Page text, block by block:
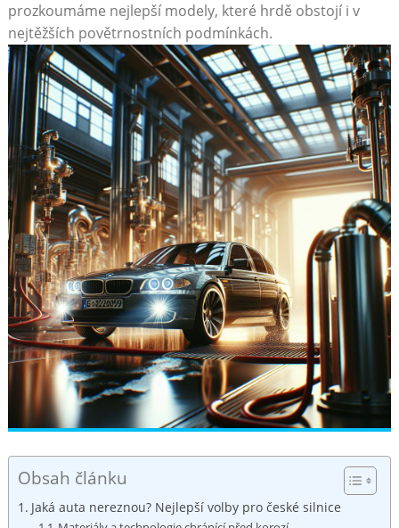
prozkoumáme nejlepší modely, které hrdě obstojí i v
nejtěžších povětrnostních podmínkách.
Obsah článku
Jaká auta nereznou? Nejlepší volby pro české silnice